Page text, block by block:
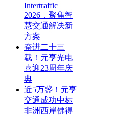
Intertraffic
2026，聚焦智
慧交通解决新
方案
奋进二十三
载！元亨光电
喜迎23周年庆
典
近5万盏！元亨
交通成功中标
非洲西岸佛得